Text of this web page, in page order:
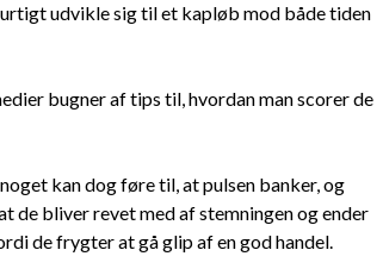
udvikle sig til et kapløb mod både tiden
bugner af tips til, hvordan man scorer de
kan dog føre til, at pulsen banker, og
de bliver revet med af stemningen og ender
de frygter at gå glip af en god handel.